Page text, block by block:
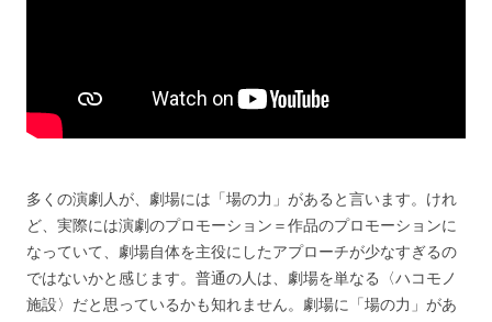
多くの演劇人が、劇場には「場の力」があると言います。けれ
ど、実際には演劇のプロモーション＝作品のプロモーションに
なっていて、劇場自体を主役にしたアプローチが少なすぎるの
ではないかと感じます。普通の人は、劇場を単なる〈ハコモノ
施設〉だと思っているかも知れません。劇場に「場の力」があ